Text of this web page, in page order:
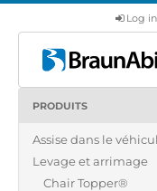
Log in
Produits
Véhicules
PRODUITS
Assise dans le
Levage et arrimage
Chair Topper®